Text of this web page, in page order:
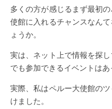
多くの方が感じるまず最初
使館に入れるチャンスなん
ょうか。
実は、ネット上で情報を探
でも参加できるイベントはあ
実際、私はペルー大使館の
けました。